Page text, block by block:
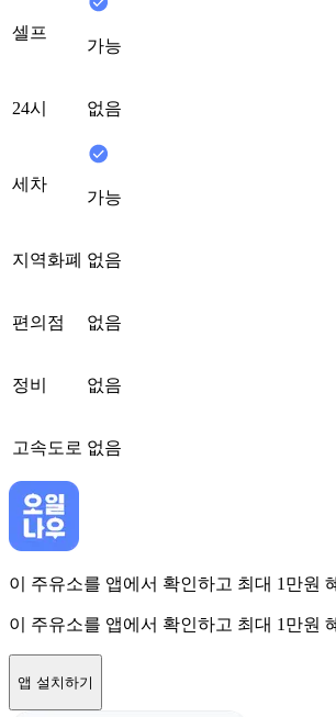
셀프
가능
24시 없음
세차
가능
지역화폐 없음
편의점 없음
정비 없음
고속도로 없음
이 주유소를 앱에서 확인하고 최대 1만원
이 주유소를 앱에서 확인하고 최대 1만원
앱 설치하기